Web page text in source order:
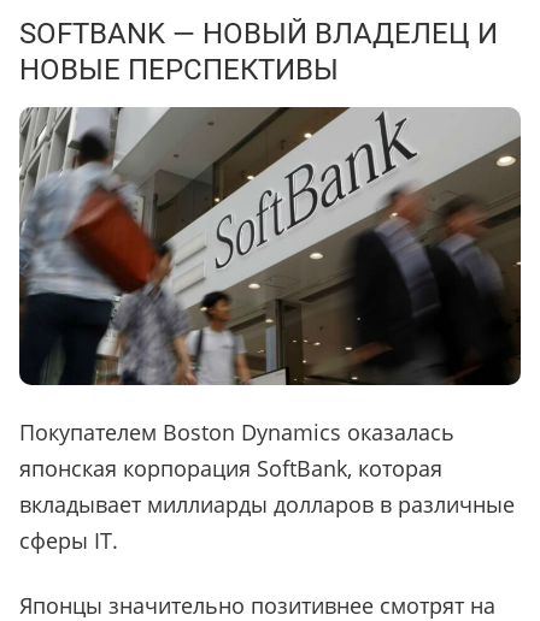
SOFTBANK — НОВЫЙ ВЛАДЕЛЕЦ И
НОВЫЕ ПЕРСПЕКТИВЫ
Покупателем Boston Dynamics оказалась
японская корпорация SoftBank, которая
вкладывает миллиарды долларов в различные
сферы IT.
Японцы значительно позитивнее смотрят на